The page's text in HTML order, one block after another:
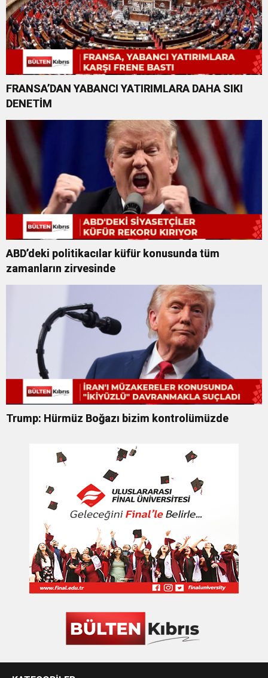
FRANSA’DAN YABANCI YATIRIMLARA DAHA SIKI
DENETİM
ABD’deki politikacılar küfür konusunda tüm
zamanların zirvesinde
Trump: Hürmüz Boğazı bizim kontrolümüzde